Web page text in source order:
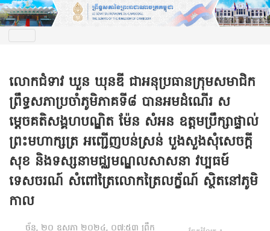
លោកជំទាវ ឃួន ឃុនឌី ជាអនុប្រធានក្រុមសមាជិក
ព្រឹទ្ធសភាប្រចាំភូមិភាគទី៨ បានអមដំណើរ ស
ម្តេចគតិសង្គហបណ្ឌិត ម៉ែន សំអន ឧត្តមប្រឹក្សាផ្ទាល់
ព្រះមហាក្សត្រ អញ្ជើញបន់ស្រន់ បួងសួងសុំសេចក្តី
សុខ និងទស្សនាមជ្ឈមណ្ឌលសាសនា វប្បធម៍
ទេសចរណ៍ សំពៅត្រៃលោកត្រៃលក្ខ័ណ៍ ស្ថិតនៅភូមិ
កាល
ច័ន្ទ, ២០ ឧសភា ២០២៤, ០៧:៥៣ ព្រឹក